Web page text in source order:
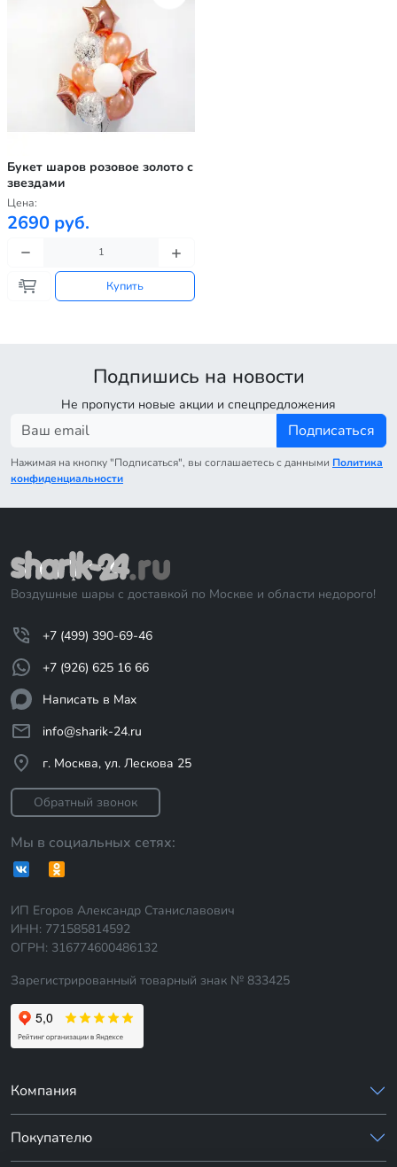
Букет шаров розовое золото с
звездами
Цена:
2690 руб.
Купить
Подпишись на новости
Не пропусти новые акции и спецпредложения
Подписаться
Нажимая на кнопку "Подписаться", вы соглашаетесь с данными Политика
конфиденциальности
Воздушные шары с доставкой по Москве и области недорого!
+7 (499) 390-69-46
+7 (926) 625 16 66
Написать в Max
info@sharik-24.ru
г. Москва, ул. Лескова 25
Обратный звонок
Мы в социальных сетях:
ИП Егоров Александр Станиславович
ИНН: 771585814592
ОГРН: 316774600486132
Зарегистрированный товарный знак № 833425
Компания
Покупателю